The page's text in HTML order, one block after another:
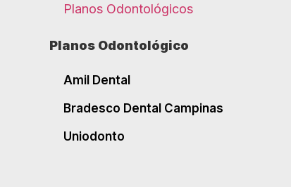
Planos Odontológicos
Planos Odontológico
Amil Dental
Bradesco Dental Campinas
Uniodonto